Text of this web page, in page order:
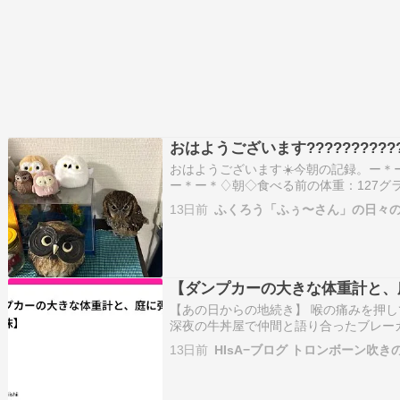
おはようございます
おはようございます☀️今朝の記録。ー＊
ー＊ー＊♢朝◇食べる前の体重：127グ
ズラサプリ：なし食べた量：5グラムペ
＊ー＊ー＊ー＊ー＊ー＊♪ふぅ〜さんの
13日前 ふくろう「ふぅ〜さん」の日々
【ダンプカーの大きな体重計と
【あの日からの地続き】 喉の痛みを押
深夜の牛丼屋で仲間と語り合ったブレ
カチッと上げ直せばいいと自分に言い
太陽と、子どもたちの弾んだ靴音で滑
13日前 HIsA−ブログ トロンボーン吹き